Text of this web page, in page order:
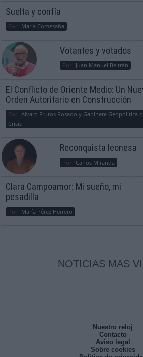
Suelta y confía
Por María Comesaña
Votantes y votados
Por Juan Manuel Beltrán
El Conflicto de Oriente Medio: Un
Orden Autoritario en Construcción
Por Álvaro Frutos Rosado y Gabinete Geopolítica
Crisis
Reconquista leonesa
Por Carlos Miranda
Clara Campoamor: Mi sueño, mi
pesadilla
Por María Pérez Herrero
NOTICIAS MAS
Nuestro reloj
Contacto
Aviso legal
Sobre cookies